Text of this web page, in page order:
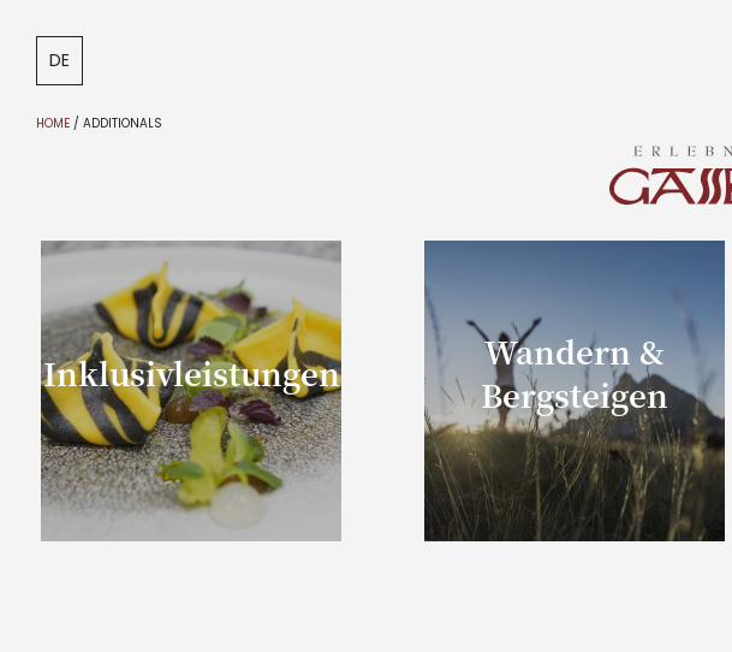
DE
HOME / ADDITIONALS
Inklusivleistungen
Wandern &
Bergsteigen